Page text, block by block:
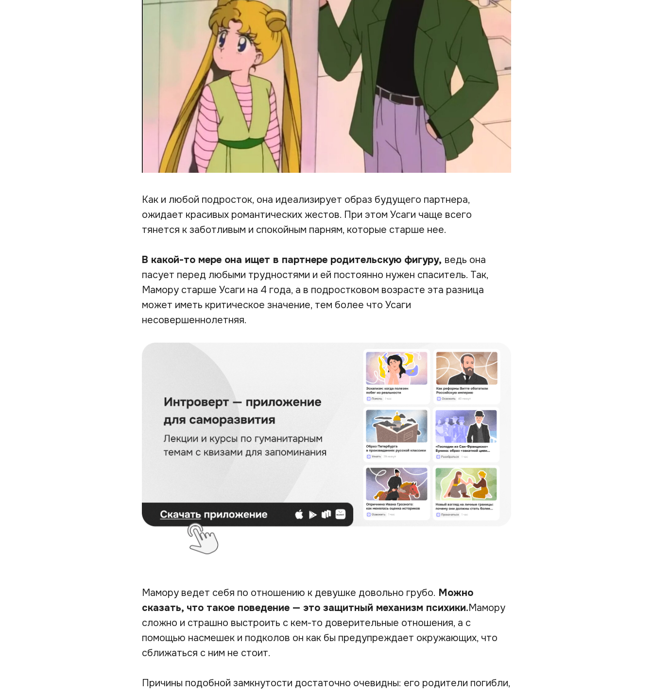
Как и любой подросток, она идеализирует образ будущего партнера,
ожидает красивых романтических жестов. При этом Усаги чаще всего
тянется к заботливым и спокойным парням, которые старше нее.
В какой-то мере она ищет в партнере родительскую фигуру, ведь она
пасует перед любыми трудностями и ей постоянно нужен спаситель. Так,
Мамору старше Усаги на 4 года, а в подростковом возрасте эта разница
может иметь критическое значение, тем более что Усаги
несовершеннолетняя.
Мамору ведет себя по отношению к девушке довольно грубо. Можно
сказать, что такое поведение — это защитный механизм психики.Мамору
сложно и страшно выстроить с кем-то доверительные отношения, а с
помощью насмешек и подколов он как бы предупреждает окружающих, что
сближаться с ним не стоит.
Причины подобной замкнутости достаточно очевидны: его родители погибли,